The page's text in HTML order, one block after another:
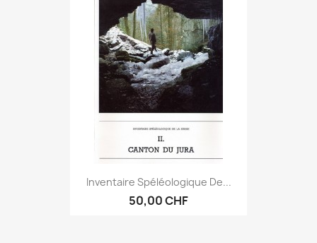
Inventaire Spéléologique De...
50,00 CHF